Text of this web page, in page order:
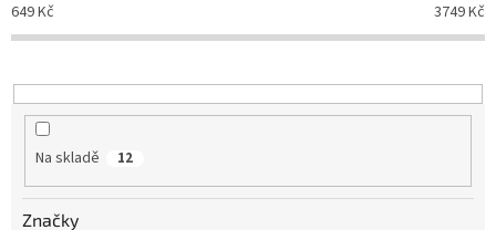
k
t
649Kč 3749Kč
Na skladě 12
Značky